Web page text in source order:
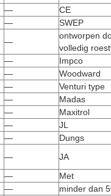
—
CE
—
SWEP
—
ontworpen
volledig
—
Impco
—
Woodward
—
Venturi type
—
Madas
—
Maxitrol
—
JL
—
Dungs
—
JA
—
Met
—
minder dan